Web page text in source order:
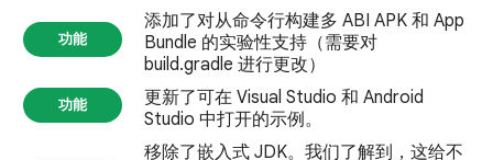
功能
添加了对从命令行构建多 ABI APK 和 App
Bundle 的实验性支持（需要对
build.gradle 进行更改）
功能
更新了可在 Visual Studio 和 Android
Studio 中打开的示例。
移除了嵌入式 JDK。我们了解到，这给不